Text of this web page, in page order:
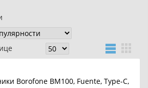
Borofone BM100, Fuente, Type-C,